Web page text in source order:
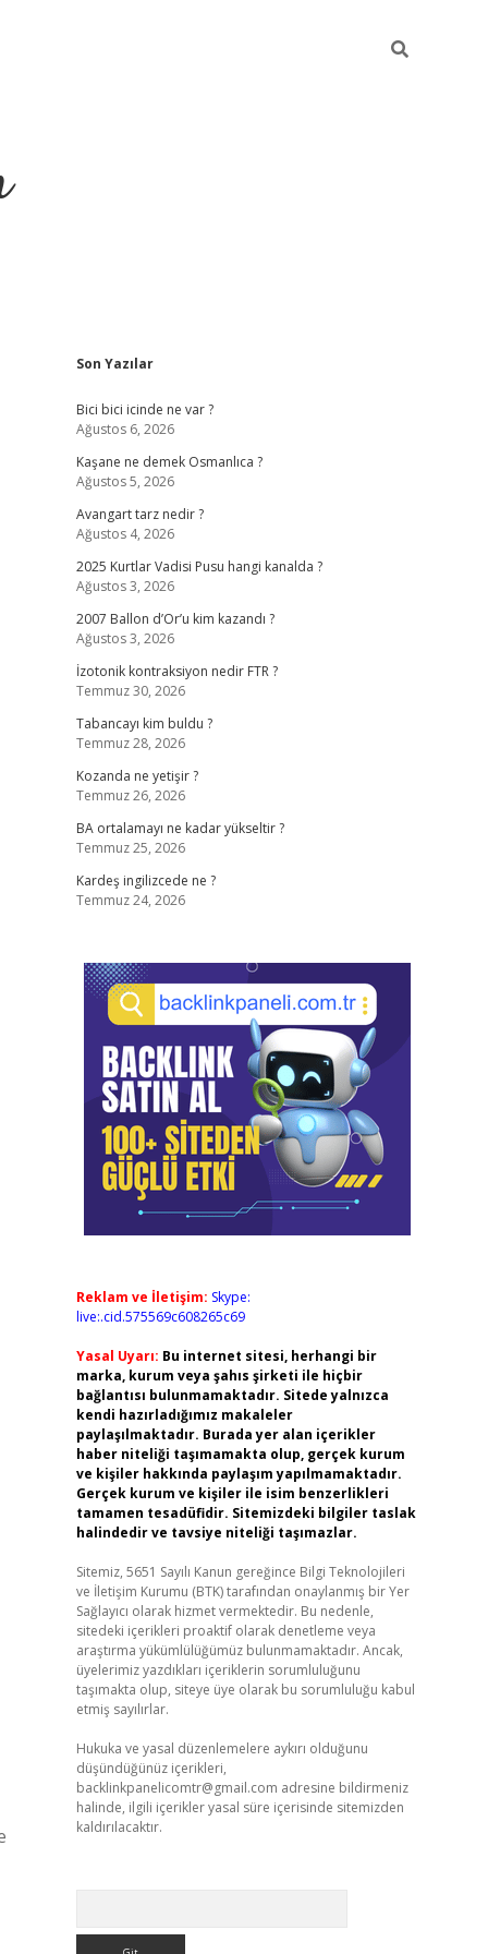
Sidebar
Son Yazılar
Bici bici icinde ne var ?
Ağustos 6, 2026
Kaşane ne demek Osmanlıca ?
Ağustos 5, 2026
Avangart tarz nedir ?
Ağustos 4, 2026
2025 Kurtlar Vadisi Pusu hangi kanalda ?
Ağustos 3, 2026
2007 Ballon d’Or’u kim kazandı ?
Ağustos 3, 2026
İzotonik kontraksiyon nedir FTR ?
Temmuz 30, 2026
Tabancayı kim buldu ?
Temmuz 28, 2026
Kozanda ne yetişir ?
Temmuz 26, 2026
BA ortalamayı ne kadar yükseltir ?
Temmuz 25, 2026
Kardeş ingilizcede ne ?
Temmuz 24, 2026
Reklam ve İletişim: Skype:
live:.cid.575569c608265c69
Yasal Uyarı: Bu internet sitesi, herhangi bir
marka, kurum veya şahıs şirketi ile hiçbir
bağlantısı bulunmamaktadır. Sitede yalnızca
kendi hazırladığımız makaleler
paylaşılmaktadır. Burada yer alan içerikler
haber niteliği taşımamakta olup, gerçek kurum
ve kişiler hakkında paylaşım yapılmamaktadır.
Gerçek kurum ve kişiler ile isim benzerlikleri
tamamen tesadüfidir. Sitemizdeki bilgiler taslak
halindedir ve tavsiye niteliği taşımazlar.
Sitemiz, 5651 Sayılı Kanun gereğince Bilgi Teknolojileri
ve İletişim Kurumu (BTK) tarafından onaylanmış bir Yer
Sağlayıcı olarak hizmet vermektedir. Bu nedenle,
sitedeki içerikleri proaktif olarak denetleme veya
araştırma yükümlülüğümüz bulunmamaktadır. Ancak,
üyelerimiz yazdıkları içeriklerin sorumluluğunu
taşımakta olup, siteye üye olarak bu sorumluluğu kabul
etmiş sayılırlar.
Hukuka ve yasal düzenlemelere aykırı olduğunu
düşündüğünüz içerikleri,
backlinkpanelicomtr@gmail.com adresine bildirmeniz
halinde, ilgili içerikler yasal süre içerisinde sitemizden
kaldırılacaktır.